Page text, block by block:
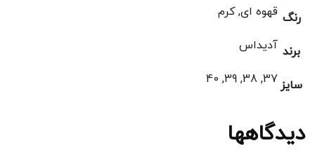
رنگ قهوه ای, کرم
برند آدیداس
سایز 37, 38, 39, 40
دیدگاهها